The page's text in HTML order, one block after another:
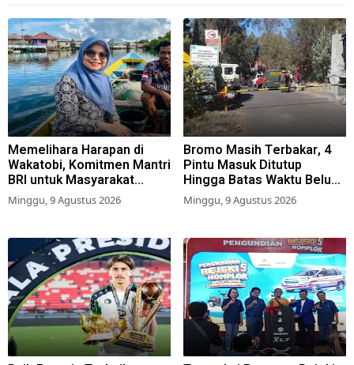
Memelihara Harapan di
Wakatobi, Komitmen Mantri
BRI untuk Masyarakat
Bahari
Minggu, 9 Agustus 2026
Bromo Masih Terbakar, 4
Pintu Masuk Ditutup
Hingga Batas Waktu Belum
Ditentukan
Minggu, 9 Agustus 2026